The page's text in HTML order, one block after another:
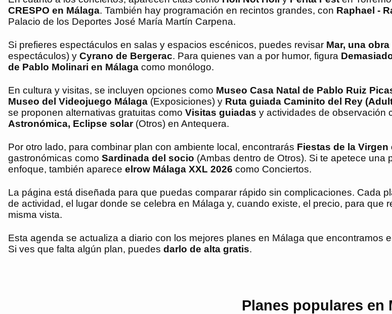
CRESPO en Málaga. También hay programación en recintos grandes, con Raphael -
Palacio de los Deportes José María Martín Carpena.
Si prefieres espectáculos en salas y espacios escénicos, puedes revisar Mar, una
espectáculos) y Cyrano de Bergerac. Para quienes van a por humor, figura
de Pablo Molinari en Málaga como monólogo.
En cultura y visitas, se incluyen opciones como Museo Casa Natal de Pablo Ruiz
Museo del Videojuego Málaga (Exposiciones) y Ruta guiada Caminito del Rey
se proponen alternativas gratuitas como Visitas guiadas y actividades de observación
Astronómica, Eclipse solar(Otros) en Antequera.
Por otro lado, para combinar plan con ambiente local, encontrarás Fiestas de la Virgen
gastronómicas como Sardinada del socio (Ambas dentro de Otros). Si te apetece una
enfoque, también aparece elrow Málaga XXL 2026 como Conciertos.
La página está diseñada para que puedas comparar rápido sin complicaciones. Cada
de actividad, el lugar donde se celebra en Málaga y, cuando existe, el precio, para que
misma vista.
Esta agenda se actualiza a diario con los mejores planes en Málaga que encontramos
Si ves que falta algún plan, puedes darlo de alta gratis.
Planes populares en